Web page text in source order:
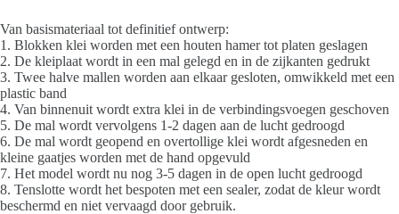
Van basismateriaal tot definitief ontwerp:
1. Blokken klei worden met een houten hamer tot platen geslagen
2. De kleiplaat wordt in een mal gelegd en in de zijkanten gedrukt
3. Twee halve mallen worden aan elkaar gesloten, omwikkeld met een
plastic band
4. Van binnenuit wordt extra klei in de verbindingsvoegen geschoven
5. De mal wordt vervolgens 1-2 dagen aan de lucht gedroogd
6. De mal wordt geopend en overtollige klei wordt afgesneden en
kleine gaatjes worden met de hand opgevuld
7. Het model wordt nu nog 3-5 dagen in de open lucht gedroogd
8. Tenslotte wordt het bespoten met een sealer, zodat de kleur wordt
beschermd en niet vervaagd door gebruik.